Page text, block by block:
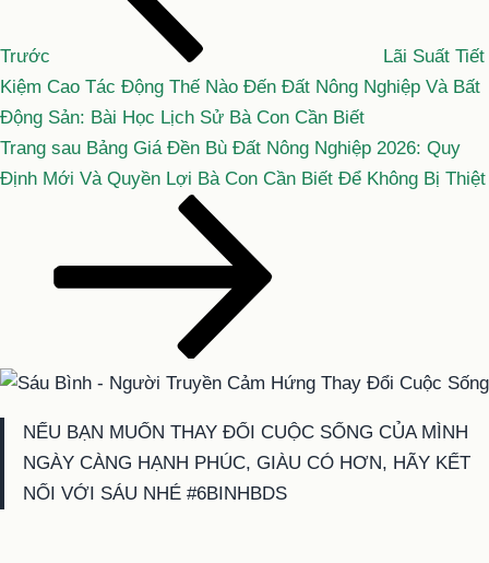
viết
Trước
Lãi Suất Tiết
Kiệm Cao Tác Động Thế Nào Đến Đất Nông Nghiệp Và Bất
Động Sản: Bài Học Lịch Sử Bà Con Cần Biết
Bài
tiếp
Trang sau Bảng Giá Đền Bù Đất Nông Nghiệp 2026: Quy
Định Mới Và Quyền Lợi Bà Con Cần Biết Để Không Bị Thiệt
NẾU BẠN MUỐN THAY ĐỔI CUỘC SỐNG CỦA MÌNH
NGÀY CÀNG HẠNH PHÚC, GIÀU CÓ HƠN, HÃY KẾT
NỐI VỚI SÁU NHÉ #6BINHBDS